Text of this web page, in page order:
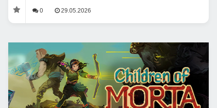
0 29.05.2026